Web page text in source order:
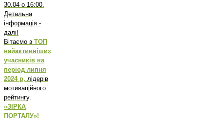
30.04 о 16:00.
Детальна
інформація -
далі!
Вітаємо з ТОП
найактивніших
учасників на
період липня
2024 р, лідерів
мотиваційного
рейтингу,
«ЗІРКА
ПОРТАЛУ»!